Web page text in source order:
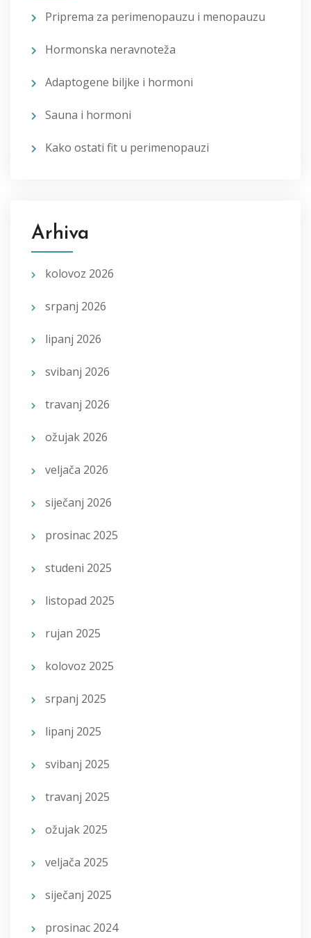
Priprema za perimenopauzu i menopauzu
Hormonska neravnoteža
Adaptogene biljke i hormoni
Sauna i hormoni
Kako ostati fit u perimenopauzi
Arhiva
kolovoz 2026
srpanj 2026
lipanj 2026
svibanj 2026
travanj 2026
ožujak 2026
veljača 2026
siječanj 2026
prosinac 2025
studeni 2025
listopad 2025
rujan 2025
kolovoz 2025
srpanj 2025
lipanj 2025
svibanj 2025
travanj 2025
ožujak 2025
veljača 2025
siječanj 2025
prosinac 2024